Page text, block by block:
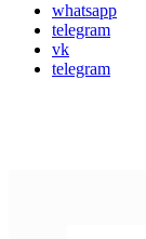
whatsapp
telegram
vk
telegram